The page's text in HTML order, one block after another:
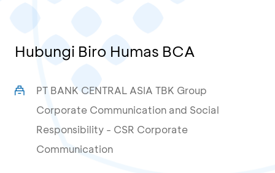
Hubungi Biro Humas BCA
PT BANK CENTRAL ASIA TBK Group
Corporate Communication and Social
Responsibility - CSR Corporate
Communication